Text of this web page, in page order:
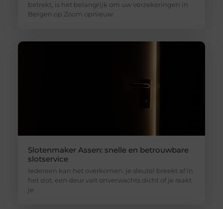
betrekt, is het belangrijk om uw verzekeringen in
Bergen op Zoom opnieuw
Slotenmaker Assen: snelle en betrouwbare
slotservice
Iedereen kan het overkomen: je sleutel breekt af in
het slot, een deur valt onverwachts dicht of je raakt
je